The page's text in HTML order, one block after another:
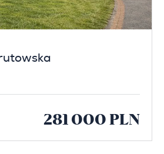
281 000 PLN